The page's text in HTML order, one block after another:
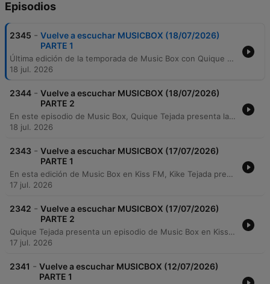
Episodios
2345 - Vuelve a escuchar MUSICBOX (18/07/2026)
PARTE 1
Última edición de la temporada de Music Box con Quique Tejada en Kiss FM antes del periodo de vacaciones. El programa se centra en una celebración de los éxitos musicales de los años 80 y 90, con un especial dedicado a las canciones de verano que han marcado épocas. La emisión recorre clásicos del Italo Disco, Eurodance y pop retro, incluyendo menciones especiales al Ibiza Mix de 1996 y peticiones de oyentes. El presentador aprovecha el espacio para recordar grandes hits que evocan la playa y las vacaciones, cerrando la temporada con una selección de temas imprescindibles.
18 jul. 2026
2344 - Vuelve a escuchar MUSICBOX (18/07/2026)
PARTE 2
En este episodio de Music Box, Quique Tejada presenta la última hora de programación antes del periodo de vacaciones en Kiss FM. El programa ofrece un recorrido por el sonido high energy, el funk y los clásicos de las pistas de baile, incluyendo versiones adaptadas a estilos como el tech house. La selección musical abarca desde iconos como Gloria Gaynor, Madonna y Cher, hasta temas emblemáticos de los 90 como Gala y Corona. Además de la música, el locutor anuncia cambios importantes en la programación para la próxima temporada, detallando el regreso del programa para el 5 de septiembre con un nuevo horario exclusivamente los sábados. El episodio sirve como cierre de una temporada de cuatro años consecutivos, celebrando los éxitos de las décadas de los 80 y 90.
18 jul. 2026
2343 - Vuelve a escuchar MUSICBOX (17/07/2026)
PARTE 1
En esta edición de Music Box en Kiss FM, Kike Tejada presenta una selección musical centrada en los grandes éxitos de las décadas de los 80 y 90. El programa recorre diversos géneros que van desde el synth-pop y el eurodance hasta versiones house de clásicos del disco y el country rock. A través de peticiones telefónicas, el locutor interactúa con la audiencia para interpretar temas de artistas como Pet Shop Boys, Rick Astley, Bad Boys Blue, Depeche Mode, Madonna, ABBA y Ricchi e Poveri. El episodio también sirve como preámbulo al periodo de vacaciones estivales del programa, anunciando cambios en la programación para la próxima temporada.
17 jul. 2026
2342 - Vuelve a escuchar MUSICBOX (17/07/2026)
PARTE 2
Quique Tejada presenta un episodio de Music Box en Kiss FM, centrado en el género house y clásicos de los 80 y 90. El programa incluye peticiones de oyentes, una selección de temas icónicos y el anuncio del inicio del descanso estival.
17 jul. 2026
2341 - Vuelve a escuchar MUSICBOX (12/07/2026)
PARTE 1